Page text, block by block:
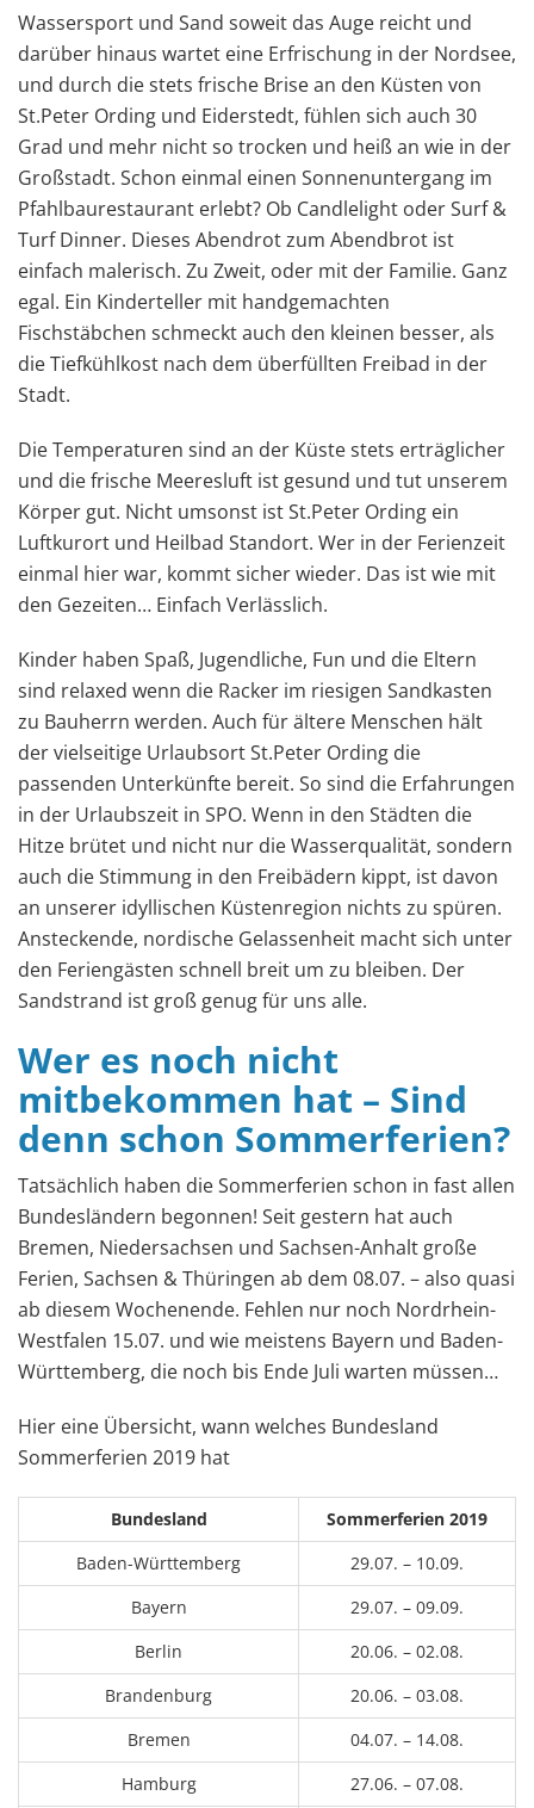
Wassersport und Sand soweit das Auge reicht und
darüber hinaus wartet eine Erfrischung in der Nordsee,
und durch die stets frische Brise an den Küsten von
St.Peter Ording und Eiderstedt, fühlen sich auch 30
Grad und mehr nicht so trocken und heiß an wie in der
Großstadt. Schon einmal einen Sonnenuntergang im
Pfahlbaurestaurant erlebt? Ob Candlelight oder Surf &
Turf Dinner. Dieses Abendrot zum Abendbrot ist
einfach malerisch. Zu Zweit, oder mit der Familie. Ganz
egal. Ein Kinderteller mit handgemachten
Fischstäbchen schmeckt auch den kleinen besser, als
die Tiefkühlkost nach dem überfüllten Freibad in der
Stadt.
Die Temperaturen sind an der Küste stets erträglicher
und die frische Meeresluft ist gesund und tut unserem
Körper gut. Nicht umsonst ist St.Peter Ording ein
Luftkurort und Heilbad Standort. Wer in der Ferienzeit
einmal hier war, kommt sicher wieder. Das ist wie mit
den Gezeiten… Einfach Verlässlich.
Kinder haben Spaß, Jugendliche, Fun und die Eltern
sind relaxed wenn die Racker im riesigen Sandkasten
zu Bauherrn werden. Auch für ältere Menschen hält
der vielseitige Urlaubsort St.Peter Ording die
passenden Unterkünfte bereit. So sind die Erfahrungen
in der Urlaubszeit in SPO. Wenn in den Städten die
Hitze brütet und nicht nur die Wasserqualität, sondern
auch die Stimmung in den Freibädern kippt, ist davon
an unserer idyllischen Küstenregion nichts zu spüren.
Ansteckende, nordische Gelassenheit macht sich unter
den Feriengästen schnell breit um zu bleiben. Der
Sandstrand ist groß genug für uns alle.
Wer es noch nicht
mitbekommen hat – Sind
denn schon Sommerferien?
Tatsächlich haben die Sommerferien schon in fast allen
Bundesländern begonnen! Seit gestern hat auch
Bremen, Niedersachsen und Sachsen-Anhalt große
Ferien, Sachsen & Thüringen ab dem 08.07. – also quasi
ab diesem Wochenende. Fehlen nur noch Nordrhein-
Westfalen 15.07. und wie meistens Bayern und Baden-
Württemberg, die noch bis Ende Juli warten müssen…
Hier eine Übersicht, wann welches Bundesland
Sommerferien 2019 hat
Bundesland
Sommerferien 2019
Baden-Württemberg
29.07. – 10.09.
Bayern
29.07. – 09.09.
Berlin
20.06. – 02.08.
Brandenburg
20.06. – 03.08.
Bremen
04.07. – 14.08.
Hamburg
27.06. – 07.08.